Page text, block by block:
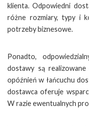
klienta. Odpowiedni
różne rozmiary, typy i
potrzeby biznesowe.
Ponadto,
dostawy są
opóźnień w łańcuchu
dostawca oferuje
W razie ewentualnych